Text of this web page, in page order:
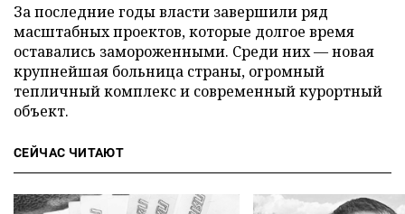
За последние годы власти завершили ряд
масштабных проектов, которые долгое время
оставались замороженными. Среди них — новая
крупнейшая больница страны, огромный
тепличный комплекс и современный курортный
объект.
СЕЙЧАС ЧИТАЮТ